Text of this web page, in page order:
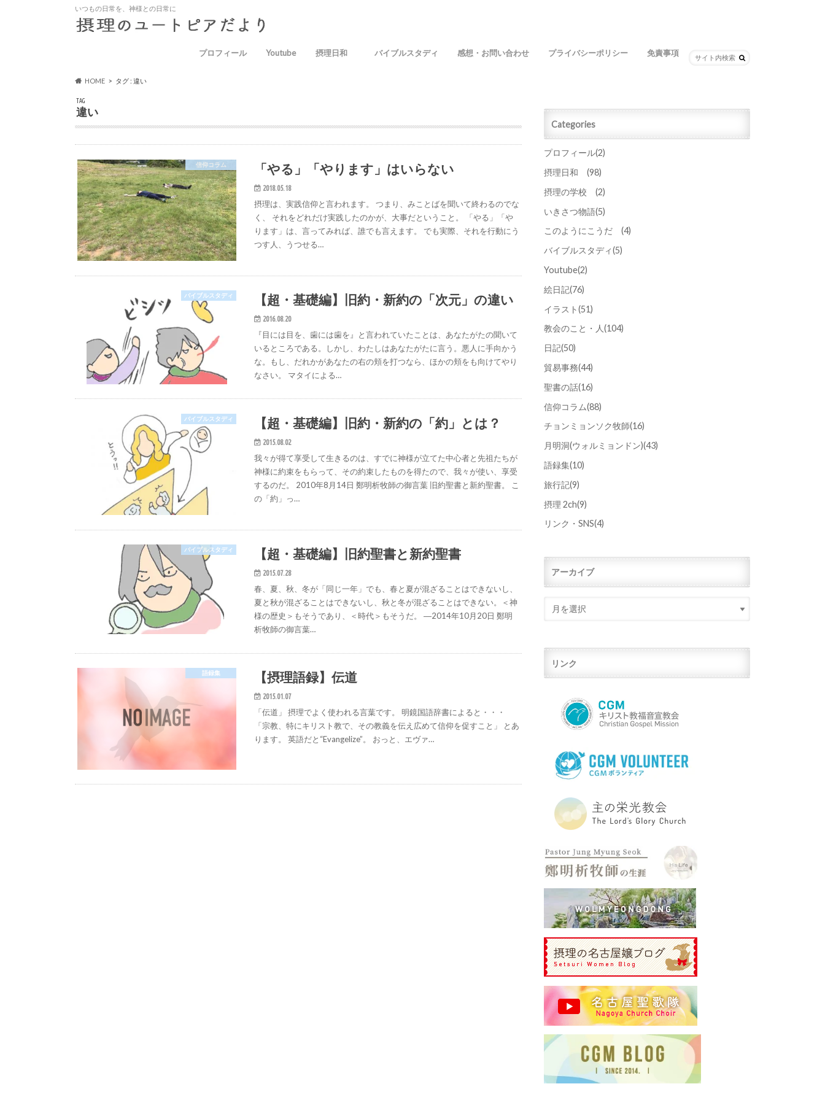
いつもの日常を、神様との日常に
プロフィール Youtube 摂理日和 バイブルスタディ 感想・お問い合わせ プライバシーポリシー 免責事項
HOME タグ : 違い
TAG
違い
信仰コラム 「やる」「やります」はいらない
2018.05.18
摂理は、実践信仰と言われます。 つまり、みことばを聞いて終わるのでな
く、 それをどれだけ実践したのかが、大事だということ。 「やる」「や
ります」は、言ってみれば、誰でも言えます。 でも実際、それを行動にう
つす人、うつせる…
バイブルスタディ 【超・基礎編】旧約・新約の「次元」の違い
2016.08.20
『目には目を、歯には歯を』と言われていたことは、あなたがたの聞いて
いるところである。しかし、わたしはあなたがたに言う。悪人に手向かう
な。もし、だれかがあなたの右の頬を打つなら、ほかの頬をも向けてやり
なさい。 マタイによる…
バイブルスタディ 【超・基礎編】旧約・新約の「約」とは？
2015.08.02
我々が得て享受して生きるのは、すでに神様が立てた中心者と先祖たちが
神様に約束をもらって、その約束したものを得たので、我々が使い、享受
するのだ。 2010年8月14日 鄭明析牧師の御言葉 旧約聖書と新約聖書。 こ
の「約」っ…
バイブルスタディ 【超・基礎編】旧約聖書と新約聖書
2015.07.28
春、夏、秋、冬が「同じ一年」でも、春と夏が混ざることはできないし、
夏と秋が混ざることはできないし、秋と冬が混ざることはできない。＜神
様の歴史＞もそうであり、＜時代＞もそうだ。 ―2014年10月20日 鄭明
析牧師の御言葉…
語録集 【摂理語録】伝道
2015.01.07
「伝道」 摂理でよく使われる言葉です。 明鏡国語辞書によると・・・
「宗教、特にキリスト教で、その教義を伝え広めて信仰を促すこと」 とあ
ります。 英語だと“Evangelize”。 おっと、エヴァ…
Categories
プロフィール(2)
摂理日和 (98)
摂理の学校 (2)
いきさつ物語(5)
このようにこうだ (4)
バイブルスタディ(5)
Youtube(2)
絵日記(76)
イラスト(51)
教会のこと・人(104)
日記(50)
貿易事務(44)
聖書の話(16)
信仰コラム(88)
チョンミョンソク牧師(16)
月明洞(ウォルミョンドン)(43)
語録集(10)
旅行記(9)
摂理 2ch(9)
リンク・SNS(4)
アーカイブ
リンク